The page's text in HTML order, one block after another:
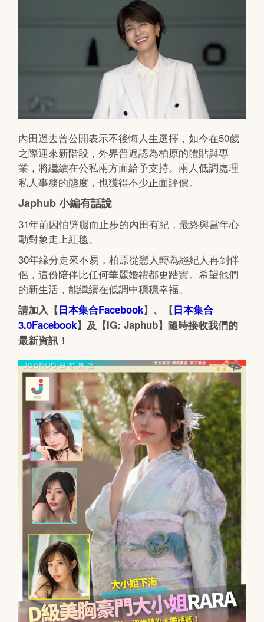
內田過去曾公開表示不後悔人生選擇，如今在50歲
之際迎來新階段，外界普遍認為柏原的體貼與專
業，將繼續在公私兩方面給予支持。兩人低調處理
私人事務的態度，也獲得不少正面評價。
Japhub 小編有話說
31年前因怕劈腿而止步的內田有紀，最終與當年心
動對象走上紅毯。
30年緣分走來不易，柏原從戀人轉為經紀人再到伴
侶，這份陪伴比任何華麗婚禮都更踏實。希望他們
的新生活，能繼續在低調中穩穩幸福。
請加入【日本集合Facebook】、【日本集合
3.0Facebook】及【IG: Japhub】隨時接收我們的
最新資訊！